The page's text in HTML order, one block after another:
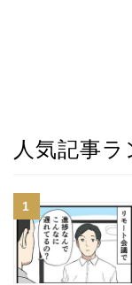
人気記事